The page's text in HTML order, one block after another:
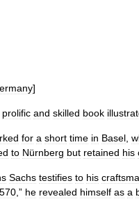
]
prolific and skilled book
for a short time in Basel
to Nürnberg but retained his
Sachs testifies to his
,” he revealed himself as a